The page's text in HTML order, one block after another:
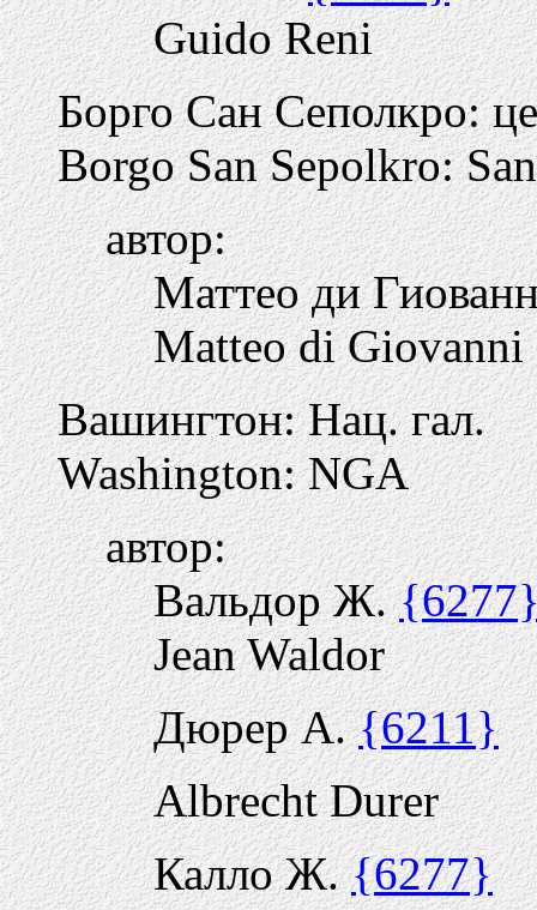
Guido Reni
Борго Сан Сеполкро:
Borgo San Sepolkro:
автор:
Маттео ди
Matteo di
Вашингтон: Нац. гал.
Washington: NGA
автор:
Вальдор Ж.
Jean Waldor
Дюрер А.{6211}
Albrecht Durer
Калло Ж.{6277}